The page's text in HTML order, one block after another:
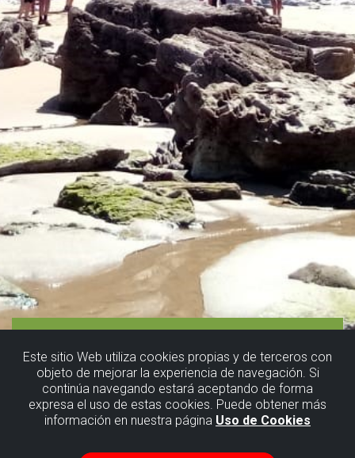
Este sitio Web utiliza cookies propias y de terceros con
objeto de mejorar la experiencia de navegación. Si
continúa navegando estará aceptando de forma
expresa el uso de estas cookies. Puede obtener más
información en nuestra página Uso de Cookies